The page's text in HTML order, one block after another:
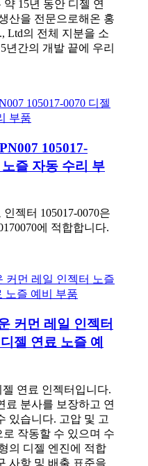
약 15년 ​​동안 디젤 연
산을 전문으로해온 홍
Ltd의 전체 지분을 소
년간의 개발 끝에 우리
105017-
즐 자동 수리 부
젝터 105017-0070은
에 적합합니다.
커먼 레일 인젝터
젤 연료 노즐 예
젤 연료 인젝터입니다.
료 분사를 보장하고 연
있습니다. 고압 및 고
작동할 수 있으며 수
의 디젤 엔진에 적합
사항 및 배출 표준을